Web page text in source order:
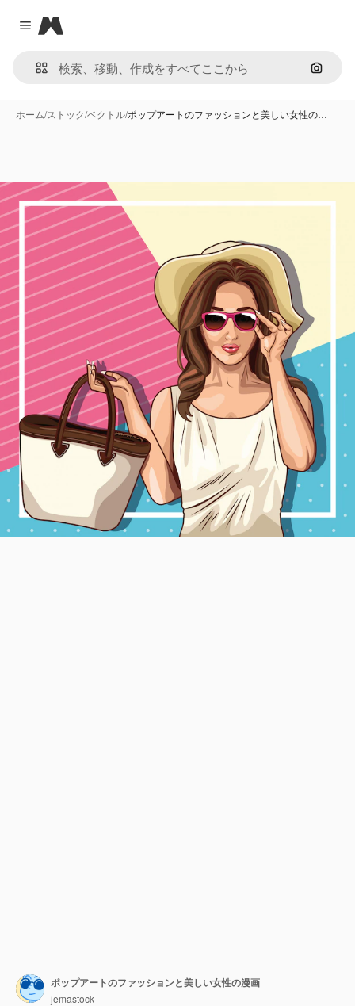
Close menu
Magnific
画像で
ホーム/ストック/ベクトル/ポップアートのファッションと美しい女性の…
ポップアートのファッションと美しい女性の漫画
jemastock